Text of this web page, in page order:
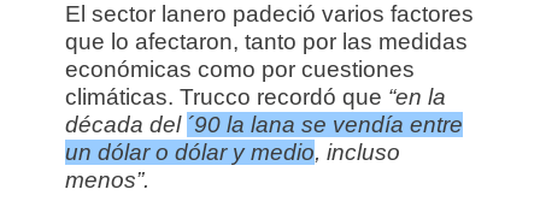
El sector lanero padeció varios factores
que lo afectaron, tanto por las medidas
económicas como por cuestiones
climáticas. Trucco recordó que “en la
década del ´90 la lana se vendía entre
un dólar o dólar y medio, incluso
menos”.